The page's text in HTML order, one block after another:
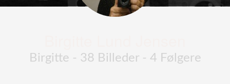
Birgitte - 38 Billeder - 4 Følgere